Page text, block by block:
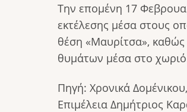
Την επομένη 17
εκτέλεσης μέσα στους
θέση «Μαυρίτσα», καθώς
θυμάτων μέσα στο
Πηγή: Χρονικά
Επιμέλεια Δημήτριος